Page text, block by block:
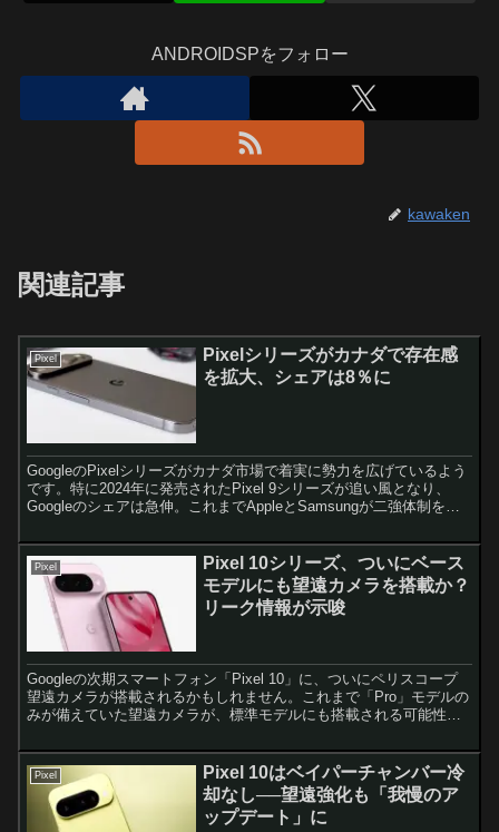
ANDROIDSPをフォロー
kawaken
関連記事
Pixel
Pixelシリーズがカナダで存在感
を拡大、シェアは8％に
GoogleのPixelシリーズがカナダ市場で着実に勢力を広げているよう
です。特に2024年に発売されたPixel 9シリーズが追い風となり、
Googleのシェアは急伸。これまでAppleとSamsungが二強体制を築
Pixel
Pixel 10シリーズ、ついにベース
モデルにも望遠カメラを搭載か？
リーク情報が示唆
Googleの次期スマートフォン「Pixel 10」に、ついにペリスコープ
望遠カメラが搭載されるかもしれません。これまで「Pro」モデルの
みが備えていた望遠カメラが、標準モデルにも搭載される可能性が
Pixel
Pixel 10はベイパーチャンバー冷
却なし──望遠強化も「我慢のア
ップデート」に